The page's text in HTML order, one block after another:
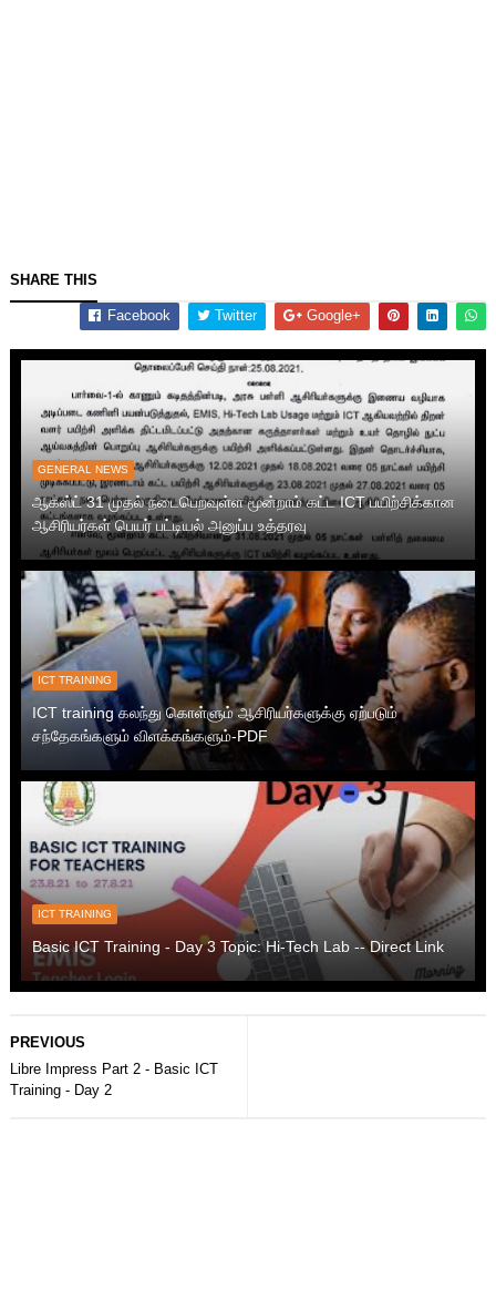
SHARE THIS
Facebook Twitter Google+
GENERAL NEWS
ஆகஸ்ட் 31 முதல் நடைபெறவுள்ள மூன்றாம் கட்ட ICT பயிற்சிக்கான
ஆசிரியர்கள் பெயர் பட்டியல் அனுப்ப உத்தரவு
ICT TRAINING
ICT training கலந்து கொள்ளும் ஆசிரியர்களுக்கு ஏற்படும்
சந்தேகங்களும் விளக்கங்களும்-PDF
ICT TRAINING
Basic ICT Training - Day 3 Topic: Hi-Tech Lab -- Direct Link
PREVIOUS
Libre Impress Part 2 - Basic ICT
Training - Day 2